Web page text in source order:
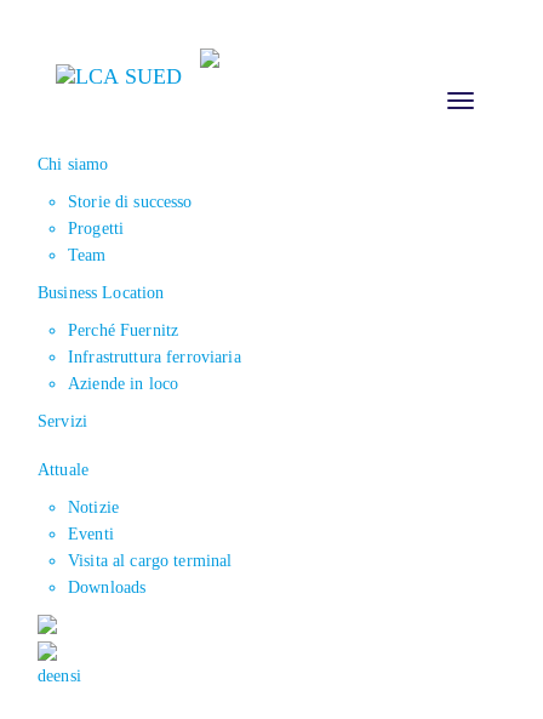
Toggle
Chi siamo
Storie di successo
Progetti
Team
Business Location
Perché Fuernitz
Infrastruttura ferroviaria
Aziende in loco
Servizi
Attuale
Notizie
Eventi
Visita al cargo terminal
Downloads
deensi